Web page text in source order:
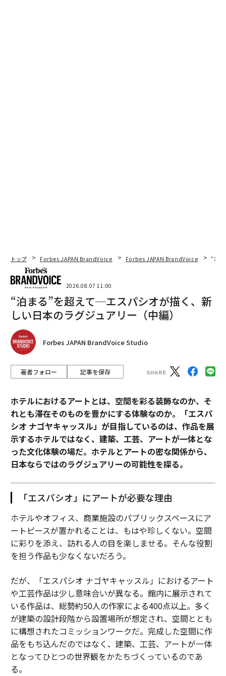
トップ Forbes JAPAN BrandVoice Forbes JAPAN BrandVoice “泊
2026.08.07 11:00
“泊まる”を超えて─エスパシオが描く、新
しい日本のラグジュアリー（中編）
Forbes JAPAN BrandVoice Studio
著者フォロー 記事を保存
ホテルにおけるアートとは、空間を彩る装飾なのか、そ
れとも滞在そのものを豊かにする体験なのか。「エスパ
シオ ナゴヤキャッスル」が目指しているのは、作品を展
示するホテルではなく、建築、工芸、アートが一体とな
った文化体験の場だ。ホテルとアートの密な関係から、
日本ならではのラグジュアリーの可能性を探る。
「エスパシオ」にアートが必要な理由
ホテルやオフィス、商業施設のパブリックスペースにア
ートピースが置かれることは、もはや珍しくない。空間
に彩りを添え、訪れる人の目を楽しませる。そんな役割
を担う作品も少なくないだろう。
だが、「エスパシオ ナゴヤキャッスル」におけるアート
や工芸作品は少し意味合いが異なる。館内に展示されて
いる作品は、総勢約50人の作家による400点以上。多く
が建築の設計段階から設置場所が想定され、空間ととも
に構想されたコミッションワークだ。完成した空間に作
品をもち込んだのではなく、建築、工芸、アートが一体
となってひとつの世界観をかたちづくっているのであ
る。